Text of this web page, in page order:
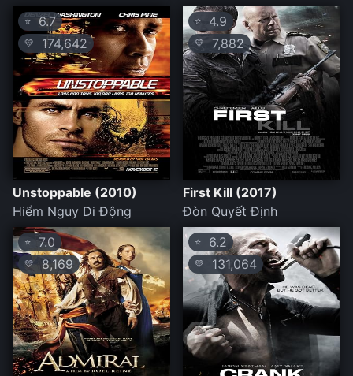
⭐6.7
💛 174,642
Unstoppable (2010)
Hiểm Nguy Di Động
⭐ 4.9
💛 7,882
First Kill (2017)
Đòn Quyết Định
⭐ 7.0
💛 8,169
⭐ 6.2
💛 131,064